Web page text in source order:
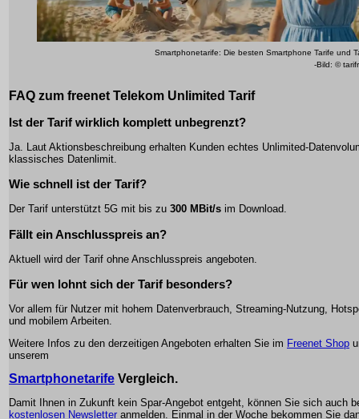
Smartphonetarife: Die besten Smartphone Tarife und
-Bild: ©
FAQ zum freenet Telekom Unlimited Tarif
Ist der Tarif wirklich komplett unbegrenzt?
Ja. Laut Aktionsbeschreibung erhalten Kunden echtes Unlimited-
klassisches Datenlimit.
Wie schnell ist der Tarif?
Der Tarif unterstützt 5G mit bis zu 300 MBit/s im Download.
Fällt ein Anschlusspreis an?
Aktuell wird der Tarif ohne Anschlusspreis angeboten.
Für wen lohnt sich der Tarif besonders?
Vor allem für Nutzer mit hohem Datenverbrauch, Streaming-Nutzung,
und mobilem Arbeiten.
Weitere Infos zu den derzeitigen Angeboten erhalten Sie im Freenet Shop
unserem
Smartphonetarife Vergleich.
Damit Ihnen in Zukunft kein Spar-Angebot entgeht, können Sie sich auch
kostenlosen Newsletter anmelden. Einmal in der Woche bekommen Sie